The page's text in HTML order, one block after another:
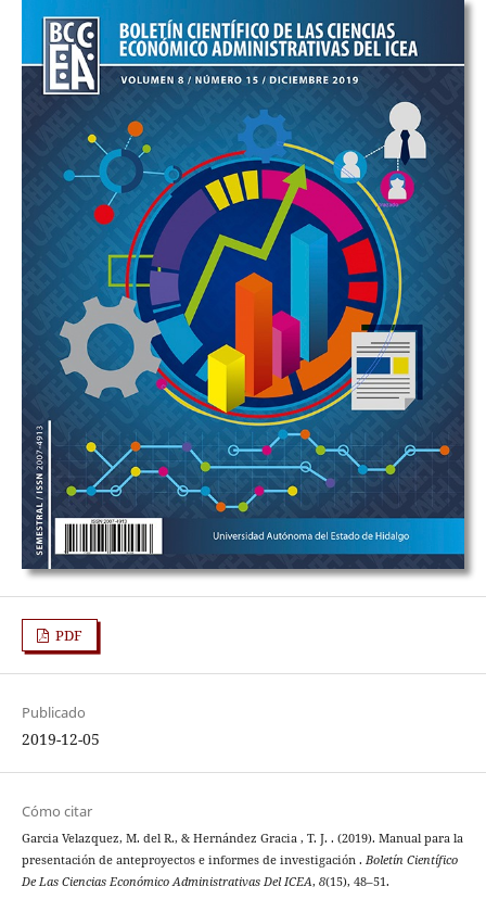
PDF
Publicado
2019-12-05
Cómo citar
Garcia Velazquez, M. del R., & Hernández Gracia , T. J. . (2019). Manual para la
presentación de anteproyectos e informes de investigación . Boletín Científico
De Las Ciencias Económico Administrativas Del ICEA, 8(15), 48–51.